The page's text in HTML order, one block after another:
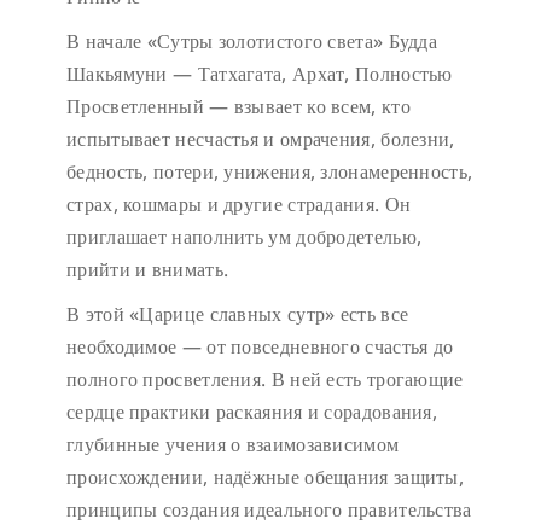
В начале «Сутры золотистого света» Будда
Шакьямуни — Татхагата, Архат, Полностью
Просветленный — взывает ко всем, кто
испытывает несчастья и омрачения, болезни,
бедность, потери, унижения, злонамеренность,
страх, кошмары и другие страдания. Он
приглашает наполнить ум добродетелью,
прийти и внимать.
В этой «Царице славных сутр» есть все
необходимое — от повседневного счастья до
полного просветления. В ней есть трогающие
сердце практики раскаяния и сорадования,
глубинные учения о взаимозависимом
происхождении, надёжные обещания защиты,
принципы создания идеального правительства